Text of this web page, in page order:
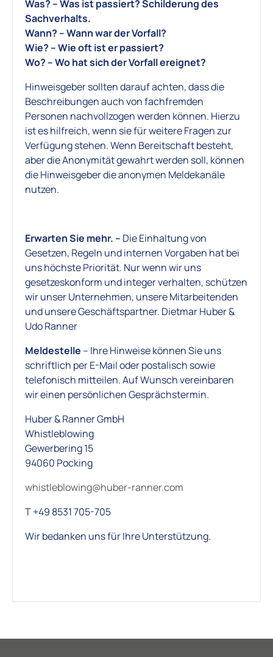
Was? – Was ist passiert? Schilderung des
Sachverhalts.
Wann? – Wann war der Vorfall?
Wie? – Wie oft ist er passiert?
Wo? – Wo hat sich der Vorfall ereignet?
Hinweisgeber sollten darauf achten, dass die
Beschreibungen auch von fachfremden
Personen nachvollzogen werden können. Hierzu
ist es hilfreich, wenn sie für weitere Fragen zur
Verfügung stehen. Wenn Bereitschaft besteht,
aber die Anonymität gewahrt werden soll, können
die Hinweisgeber die anonymen Meldekanäle
nutzen.
Erwarten Sie mehr. – Die Einhaltung von
Gesetzen, Regeln und internen Vorgaben hat bei
uns höchste Priorität. Nur wenn wir uns
gesetzeskonform und integer verhalten, schützen
wir unser Unternehmen, unsere Mitarbeitenden
und unsere Geschäftspartner. Dietmar Huber &
Udo Ranner
Meldestelle – Ihre Hinweise können Sie uns
schriftlich per E-Mail oder postalisch sowie
telefonisch mitteilen. Auf Wunsch vereinbaren
wir einen persönlichen Gesprächstermin.
Huber & Ranner GmbH
Whistleblowing
Gewerbering 15
94060 Pocking
whistleblowing@huber-ranner.com
T +49 8531 705-705
Wir bedanken uns für Ihre Unterstützung.